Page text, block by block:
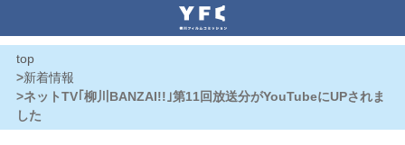
top
>新着情報
>ネットTV｢柳川BANZAI!!｣第11回放送分がYouTubeにUPされま
した